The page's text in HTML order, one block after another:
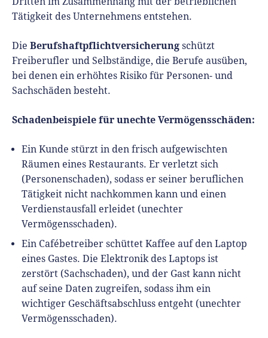
Tätigkeit des Unternehmens entstehen.
Die Berufshaftpflichtversicherung schützt
Freiberufler und Selbständige, die Berufe ausüben,
bei denen ein erhöhtes Risiko für Personen- und
Sachschäden besteht.
Schadenbeispiele für unechte Vermögensschäden:
Ein Kunde stürzt in den frisch aufgewischten
Räumen eines Restaurants. Er verletzt sich
(Personenschaden), sodass er seiner beruflichen
Tätigkeit nicht nachkommen kann und einen
Verdienstausfall erleidet (unechter
Vermögensschaden).
Ein Cafébetreiber schüttet Kaffee auf den Laptop
eines Gastes. Die Elektronik des Laptops ist
zerstört (Sachschaden), und der Gast kann nicht
auf seine Daten zugreifen, sodass ihm ein
wichtiger Geschäftsabschluss entgeht (unechter
Vermögensschaden).